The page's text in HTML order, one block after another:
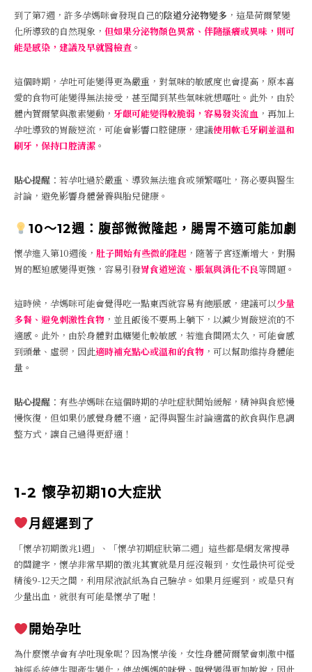
到了第7週，許多孕媽咪會發現自己的陰道分泌物變多 ，這是荷爾蒙變
化所導致的自然現象， 但如果分泌物顏色異常、伴隨搔癢或異味，則可
能是感染，建議及早就醫檢查 。
這個時期，孕吐可能變得更為嚴重，對氣味的敏感度也會提高，原本喜
愛的食物可能變得無法接受，甚至聞到某些氣味就想嘔吐。此外，由於
體內賀爾蒙與激素變動， 牙齦可能變得較脆弱，容易發炎流血 ，再加上
孕吐導致的胃酸逆流，可能會影響口腔健康，建議使用軟毛牙刷並溫和
刷牙，保持口腔清潔 。
貼心提醒 ：若孕吐過於嚴重、導致無法進食或頻繁嘔吐，務必要與醫生
討論，避免影響身體營養與胎兒健康。
10～12週：腹部微微隆起，腸胃不適可能加劇
懷孕進入第10週後， 肚子開始有些微的隆起 ，隨著子宮逐漸增大，對腸
胃的壓迫感變得更強，容易引發胃食道逆流、脹氣與消化不良等問題。
這時候，孕媽咪可能會覺得吃一點東西就容易有飽脹感，建議可以少量
多餐、避免刺激性食物 ，並且飯後不要馬上躺下，以減少胃酸逆流的不
適感。此外，由於身體對血糖變化較敏感，若進食間隔太久，可能會感
到頭暈、虛弱，因此適時補充點心或溫和的食物 ，可以幫助維持身體能
量。
貼心提醒 ：有些孕媽咪在這個時期的孕吐症狀開始緩解，精神與食慾慢
慢恢復，但如果仍感覺身體不適，記得與醫生討論適當的飲食與作息調
整方式，讓自己過得更舒適！
1-2 懷孕初期10大症狀
月經遲到了
「懷孕初期徵兆1週」、「懷孕初期症狀第二週」這些都是網友常搜尋
的關鍵字，懷孕非常早期的徵兆其實就是月經沒報到，女性最快可從受
精後9-12天之間，利用尿液試紙為自己驗孕。如果月經遲到，或是只有
少量出血，就很有可能是懷孕了喔！
開始孕吐
為什麼懷孕會有孕吐現象呢？因為懷孕後，女性身體荷爾蒙會刺激中樞